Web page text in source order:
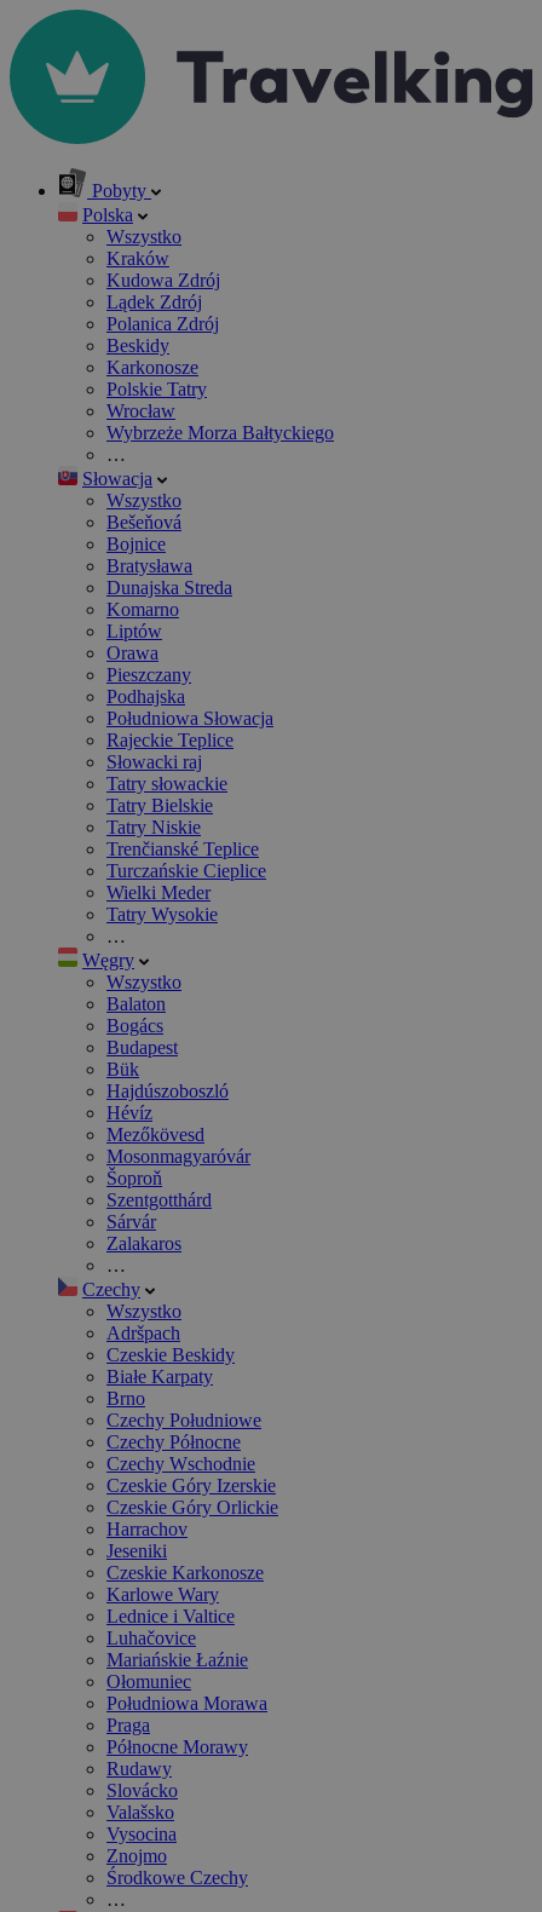
Pobyty
Polska
Wszystko
Kraków
Kudowa Zdrój
Lądek Zdrój
Polanica Zdrój
Beskidy
Karkonosze
Polskie Tatry
Wrocław
Wybrzeże Morza Bałtyckiego
…
Słowacja
Wszystko
Bešeňová
Bojnice
Bratysława
Dunajska Streda
Komarno
Liptów
Orawa
Pieszczany
Podhajska
Południowa Słowacja
Rajeckie Teplice
Słowacki raj
Tatry słowackie
Tatry Bielskie
Tatry Niskie
Trenčianské Teplice
Turczańskie Cieplice
Wielki Meder
Tatry Wysokie
…
Węgry
Wszystko
Balaton
Bogács
Budapest
Bük
Hajdúszoboszló
Hévíz
Mezőkövesd
Mosonmagyaróvár
Šoproň
Szentgotthárd
Sárvár
Zalakaros
…
Czechy
Wszystko
Adršpach
Czeskie Beskidy
Białe Karpaty
Brno
Czechy Południowe
Czechy Północne
Czechy Wschodnie
Czeskie Góry Izerskie
Czeskie Góry Orlickie
Harrachov
Jeseniki
Czeskie Karkonosze
Karlowe Wary
Lednice i Valtice
Luhačovice
Mariańskie Łaźnie
Ołomuniec
Południowa Morawa
Praga
Północne Morawy
Rudawy
Slovácko
Valašsko
Vysocina
Znojmo
Środkowe Czechy
…